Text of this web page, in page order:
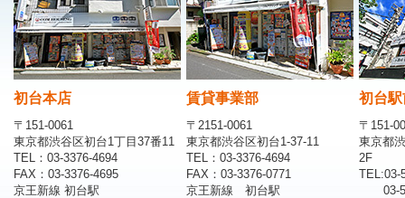
初台本店
〒151-0061
東京都渋谷区初台1丁目37番11
TEL：03-3376-4694
FAX：03-3376-4695
京王新線 初台駅
賃貸事業部
〒2151-0061
東京都渋谷区初台1-37-11
TEL：03-3376-4694
FAX：03-3376-0771
京王新線 初台駅
初台
〒151-
東京都
2F
TEL:03-
03-